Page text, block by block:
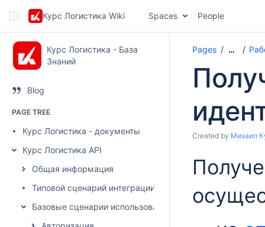
Курс Логистика Wiki Spaces People
Курс Логистика - База
Знаний
Blog
PAGE TREE
Курс Логистика - документы
Курс Логистика API
Общая информация
Типовой сценарий интеграции
Базовые сценарии использования
Pages …
Created by Михаил